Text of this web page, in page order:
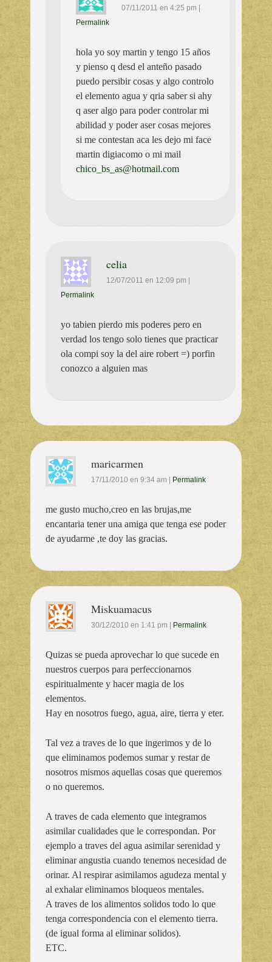
07/11/2011 en 4:25 pm
Permalink
hola yo soy martin y tengo 15 años
y pienso q desd el anteño pasado
puedo persibir cosas y algo controlo
el elemento agua y qria saber si ahy
q aser algo para poder controlar mi
abilidad y poder aser cosas mejores
si me contestan aca les dejo mi face
martin digiacomo o mi mail
chico_bs_as@hotmail.com
celia
12/07/2011 en 12:09 pm
Permalink
yo tabien pierdo mis poderes pero en
verdad los tengo solo tienes que practicar
ola compi soy la del aire robert =) porfin
conozco a alguien mas
maricarmen
17/11/2010 en 9:34 am Permalink
me gusto mucho,creo en las brujas,me
encantaria tener una amiga que tenga ese poder
de ayudarme ,te doy las gracias.
Miskuamacus
30/12/2010 en 1:41 pm Permalink
Quizas se pueda aprovechar lo que sucede en
nuestros cuerpos para perfeccionarnos
espiritualmente y hacer magia de los
elementos.
Hay en nosotros fuego, agua, aire, tierra y eter.
Tal vez a traves de lo que ingerimos y de lo
que eliminamos podemos sumar y restar de
nosotros mismos aquellas cosas que queremos
o no queremos.
A traves de cada elemento que integramos
asimilar cualidades que le correspondan. Por
ejemplo a traves del agua asimilar serenidad y
eliminar angustia cuando tenemos necesidad de
orinar. Al respirar asimilamos agudeza mental y
al exhalar eliminamos bloqueos mentales.
A traves de los alimentos solidos todo lo que
tenga correspondencia con el elemento tierra.
(de igual forma al eliminar solidos).
ETC.